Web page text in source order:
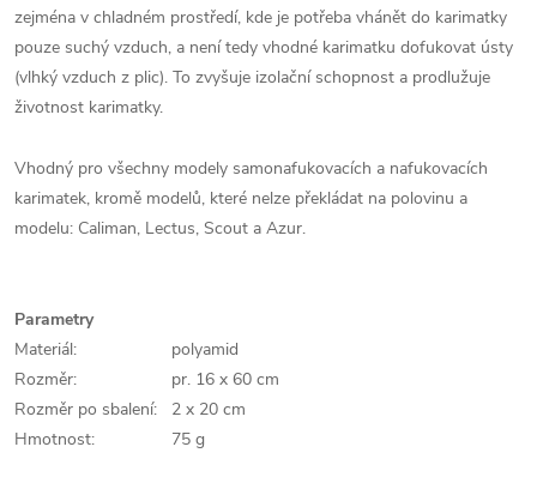
zejména v chladném prostředí, kde je potřeba vhánět do karimatky
pouze suchý vzduch, a není tedy vhodné karimatku dofukovat ústy
(vlhký vzduch z plic). To zvyšuje izolační schopnost a prodlužuje
životnost karimatky.
Vhodný pro všechny modely samonafukovacích a nafukovacích
karimatek, kromě modelů, které nelze překládat na polovinu a
modelu: Caliman, Lectus, Scout a Azur.
Parametry
Materiál:
polyamid
Rozměr:
pr. 16 x 60 cm
Rozměr po sbalení: 2 x 20 cm
Hmotnost:
75 g